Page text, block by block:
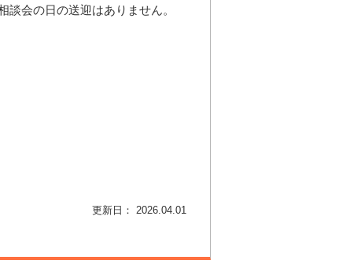
会の日の送迎はありません。
更新日： 2026.04.01